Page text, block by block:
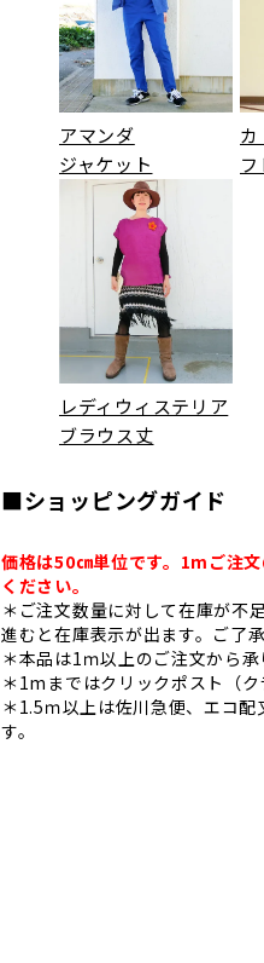
アマンダ
ジャケット
カ
レディウィステリア
ブラウス丈
■ショッピングガイド
価格は50㎝単位です。1mご注
ください。
＊ご注文数量に対して在庫が不
進むと在庫表示が出ます。ご了承
＊本品は1ｍ以上のご注文から承
＊1mまではクリックポスト（ク
＊1.5ｍ以上は佐川急便、エコ
す。